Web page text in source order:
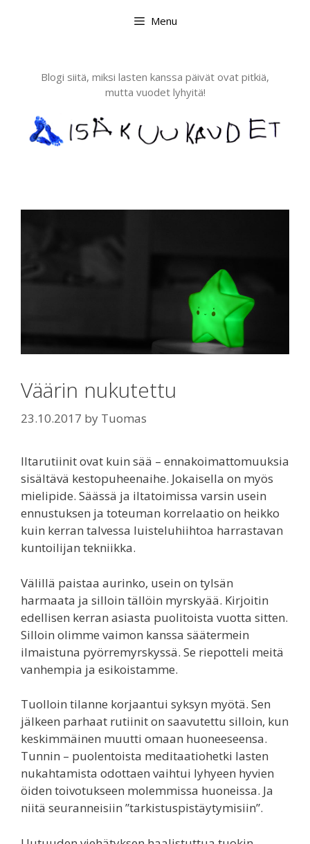
Menu
Blogi siitä, miksi lasten kanssa päivät ovat pitkiä,
mutta vuodet lyhyitä!
Väärin nukutettu
23.10.2017 by Tuomas
Iltarutiinit ovat kuin sää – ennakoimattomuuksia
sisältävä kestopuheenaihe. Jokaisella on myös
mielipide. Säässä ja iltatoimissa varsin usein
ennustuksen ja toteuman korrelaatio on heikko
kuin kerran talvessa luisteluhiihtoa harrastavan
kuntoilijan tekniikka.
Välillä paistaa aurinko, usein on tylsän
harmaata ja silloin tällöin myrskyää. Kirjoitin
edellisen kerran asiasta puolitoista vuotta sitten.
Silloin olimme vaimon kanssa säätermein
ilmaistuna pyörremyrskyssä. Se riepotteli meitä
vanhempia ja esikoistamme.
Tuolloin tilanne korjaantui syksyn myötä. Sen
jälkeen parhaat rutiinit on saavutettu silloin, kun
keskimmäinen muutti omaan huoneeseensa.
Tunnin – puolentoista meditaatiohetki lasten
nukahtamista odottaen vaihtui lyhyeen hyvien
öiden toivotukseen molemmissa huoneissa. Ja
niitä seuranneisiin ”tarkistuspistäytymisiin”.